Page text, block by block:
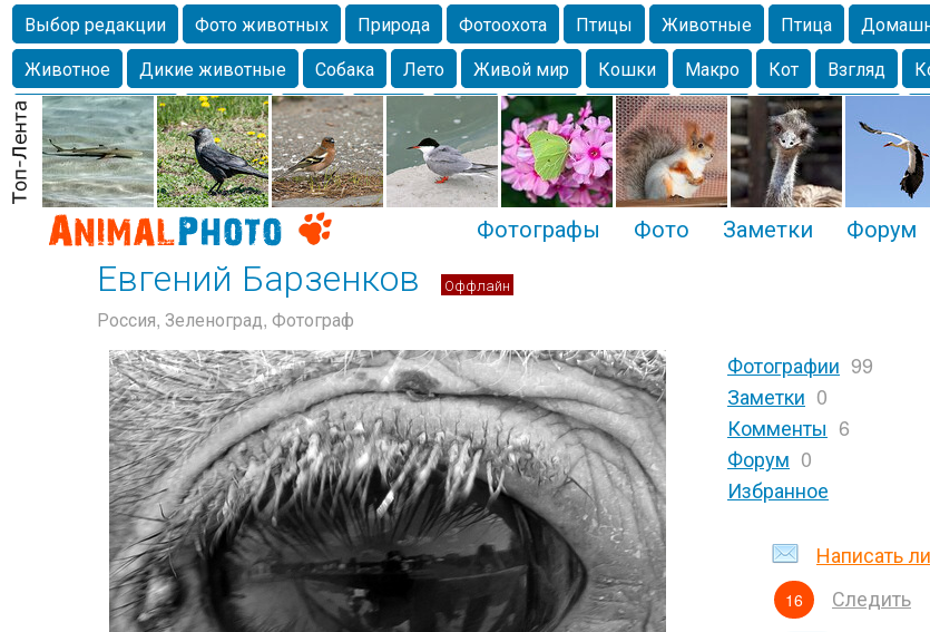
Выбор редакции Фото животных Природа Фотоохота Птицы Животные Птица
Животное
Дикие животные Собака Лето Живой мир Кошки Макро Кот Взгляд
Млекопитающие
Красота Фото Озеро Глаза Крым Москва Весна Парк Белка
любимцы
Волгоград Лебедь Город Бабочка Чайка Лес Утки Николаев Насекомое
Спаниель
Фотографы Фото Заметки Форум
Евгений Барзенков Оффлайн
Россия, Зеленоград, Фотограф
Фотографии 99
Заметки 0
Комменты 6
Форум 0
Избранное
Написать
16 Следить